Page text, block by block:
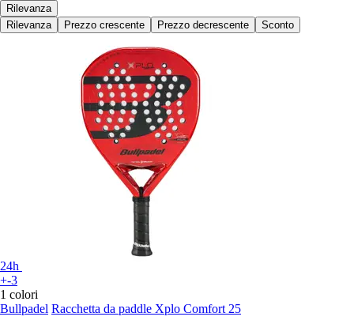
Rilevanza
Rilevanza
Prezzo crescente Prezzo decrescente Sconto
24h
+-3
1 colori
Bullpadel Racchetta da paddle Xplo Comfort 25